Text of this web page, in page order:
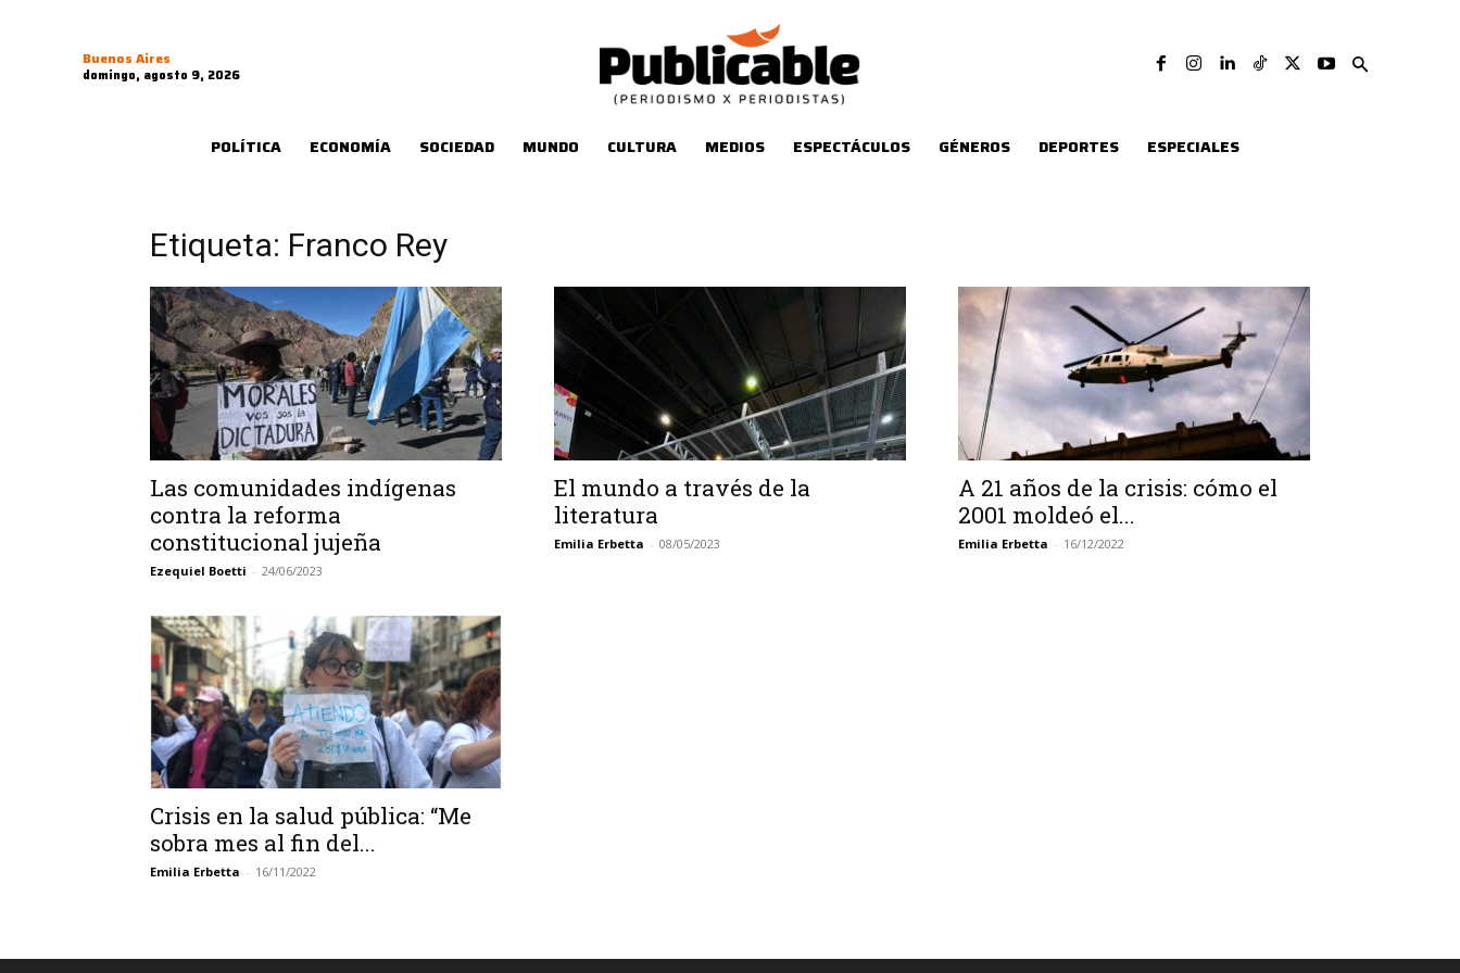
Buenos Aires
domingo, agosto 9, 2026
POLÍTICA ECONOMÍA SOCIEDAD MUNDO CULTURA MEDIOS ESPECTÁCULOS GÉNEROS DEPORTES ESPECIALES
Etiqueta: Franco Rey
Las comunidades indígenas
contra la reforma
constitucional jujeña
Ezequiel Boetti - 24/06/2023
El mundo a través de la
literatura
Emilia Erbetta - 08/05/2023
A 21 años de la crisis: cómo el
2001 moldeó el...
Emilia Erbetta - 16/12/2022
Crisis en la salud pública: “Me
sobra mes al fin del...
Emilia Erbetta - 16/11/2022